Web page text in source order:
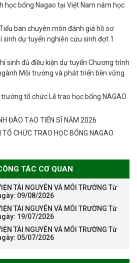
học bổng Nagao tại Việt Nam năm học
ban chuyên môn đánh giá hồ sơ
sinh dự tuyển nghiên cứu sinh đợt 1
sinh đủ điều kiện dự tuyển Chương trình
Môi trường và phát triển bền vững
tổ chức Lễ trao học bổng NAGAO
ĐÀO TẠO TIẾN SĨ NĂM 2026
TỔ CHỨC TRAO HỌC BỔNG NAGAO
TÁC CƠ QUAN
TÀI NGUYÊN VÀ MÔI TRƯỜNG Từ
09/08/2026
TÀI NGUYÊN VÀ MÔI TRƯỜNG Từ
19/07/2026
TÀI NGUYÊN VÀ MÔI TRƯỜNG Từ
05/07/2026